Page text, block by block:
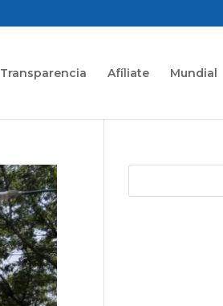
Transparencia Afíliate Mundial